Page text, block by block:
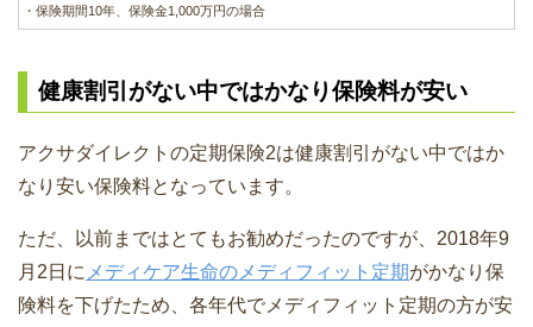
・保険期間10年、保険金1,000万円の場合
健康割引がない中ではかなり保険料が安い
アクサダイレクトの定期保険2は健康割引がない中ではか
なり安い保険料となっています。
ただ、以前まではとてもお勧めだったのですが、2018年9
月2日に メディケア生命のメディフィット定期がかなり保
険料を下げたため、各年代でメディフィット定期の方が安